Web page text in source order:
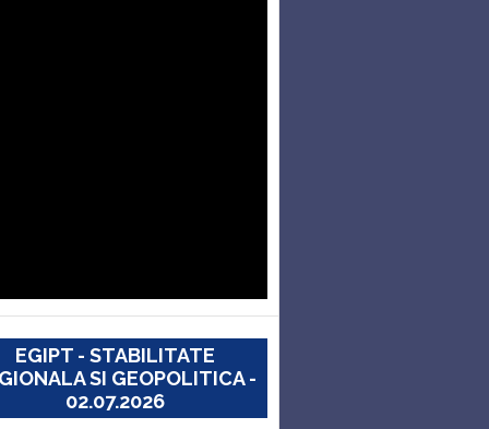
EGIPT - STABILITATE
SI GEOPOLITICA -
02.07.2026